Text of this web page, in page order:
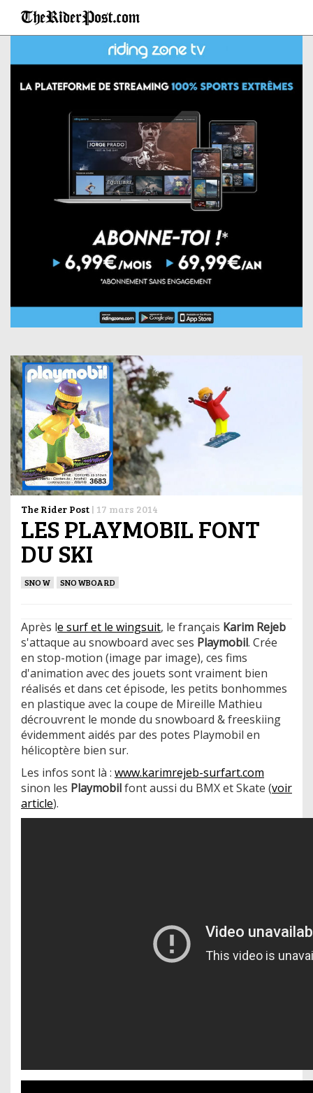
The Rider Post | 17 mars 2014
LES PLAYMOBIL FONT
DU SKI
SNOW SNOWBOARD
Après le surf et le wingsuit, le français Karim Rejeb
s'attaque au snowboard avec ses Playmobil. Crée
en stop-motion (image par image), ces fims
d'animation avec des jouets sont vraiment bien
réalisés et dans cet épisode, les petits bonhommes
en plastique avec la coupe de Mireille Mathieu
décrouvrent le monde du snowboard & freeskiing
évidemment aidés par des potes Playmobil en
hélicoptère bien sur.
Les infos sont là : www.karimrejeb-surfart.com
sinon les Playmobilfont aussi du BMX et Skate (voir
article).